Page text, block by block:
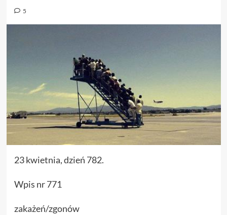
5
23 kwietnia, dzień 782.
Wpis nr 771
zakażeń/zgonów